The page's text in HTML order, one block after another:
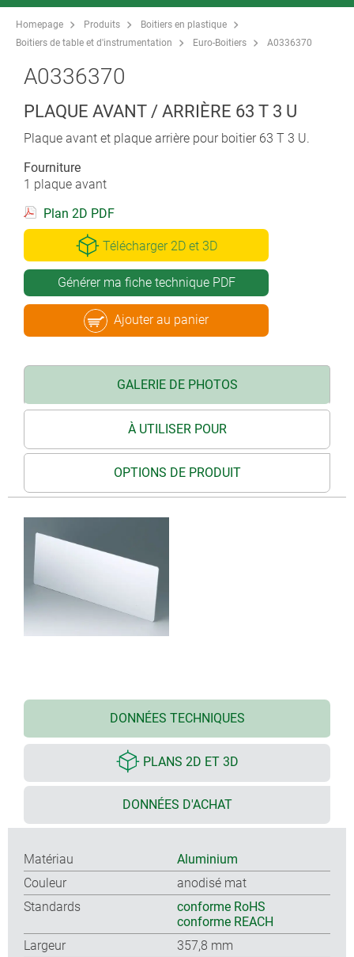
Homepage Produits
Boitiers en plastique
Boitiers de table et d'instrumentation
Euro-Boitiers A0336370
A0336370
PLAQUE AVANT / ARRIÈRE 63 T 3 U
Plaque avant et plaque arrière pour boitier 63 T 3 U.
Fourniture
1 plaque avant
Plan 2D PDF
Télécharger 2D et 3D
Générer ma fiche technique PDF
Ajouter au panier
GALERIE DE PHOTOS
À UTILISER POUR
OPTIONS DE PRODUIT
DONNÉES TECHNIQUES
PLANS 2D ET 3D
DONNÉES D'ACHAT
Matériau
Aluminium
Couleur
anodisé mat
Standards
conforme RoHS
conforme REACH
Largeur
357,8 mm